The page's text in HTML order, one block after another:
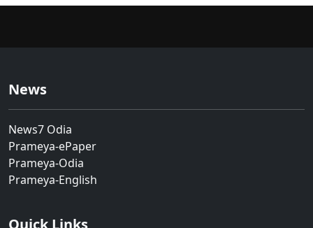
News
News7 Odia
Prameya-ePaper
Prameya-Odia
Prameya-English
Quick Links